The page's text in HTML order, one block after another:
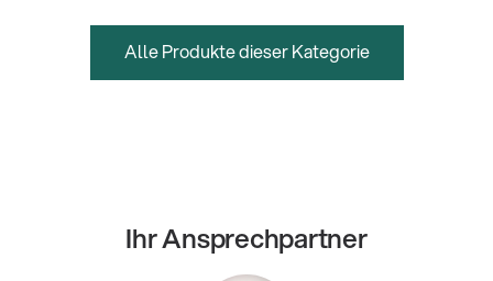
Alle Produkte dieser Kategorie
Ihr Ansprechpartner